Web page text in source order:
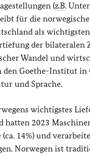
(z.B.
für die
als
der bilateralen
Wandel und
Goethe-Institut in
und Sprache.
wichtigstes
2023
14%) und
Norwegen ist